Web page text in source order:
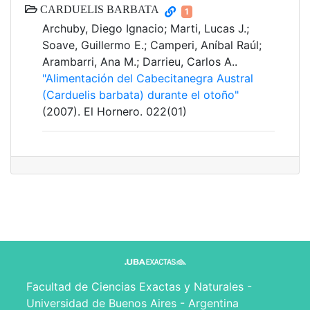
CARDUELIS BARBATA 1
Archuby, Diego Ignacio; Marti, Lucas J.;
Soave, Guillermo E.; Camperi, Aníbal Raúl;
Arambarri, Ana M.; Darrieu, Carlos A..
"Alimentación del Cabecitanegra Austral
(Carduelis barbata) durante el otoño"
(2007). El Hornero. 022(01)
Facultad de Ciencias Exactas y Naturales -
Universidad de Buenos Aires - Argentina